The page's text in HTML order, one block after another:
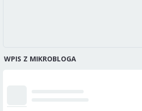
WPIS Z MIKROBLOGA